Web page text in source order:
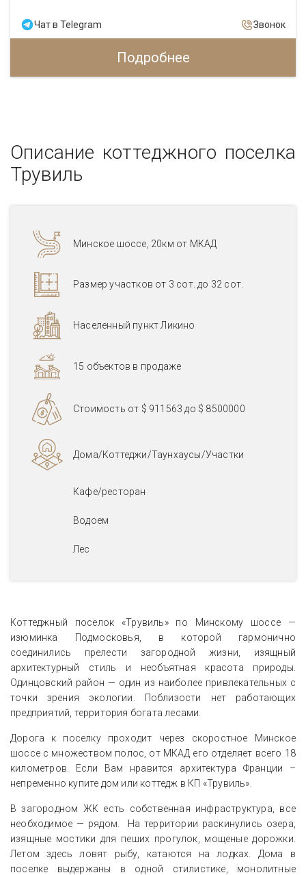
Чат в Telegram Звонок
Подробнее
Описание коттеджного поселка
Трувиль
Минское шоссе, 20км от МКАД
Размер участков от 3 сот. до 32 сот.
Населенный пункт Ликино
15 объектов в продаже
Стоимость от $ 911563 до $ 8500000
Дома/Коттеджи/Таунхаусы/Участки
Кафе/ресторан
Водоем
Лес
Коттеджный поселок «Трувиль» по Минскому шоссе —
изюминка Подмосковья, в которой гармонично
соединились прелести загородной жизни, изящный
архитектурный стиль и необъятная красота природы.
Одинцовский район — один из наиболее привлекательных с
точки зрения экологии. Поблизости нет работающих
предприятий, территория богата лесами.
Дорога к поселку проходит через скоростное Минское
шоссе с множеством полос, от МКАД его отделяет всего 18
километров. Если Вам нравится архитектура Франции –
непременно купите дом или коттедж в КП «Трувиль».
В загородном ЖК есть собственная инфраструктура, все
необходимое — рядом. На территории раскинулись озера,
изящные мостики для пеших прогулок, мощеные дорожки.
Летом здесь ловят рыбу, катаются на лодках. Дома в
поселке выдержаны в одной стилистике, монолитные